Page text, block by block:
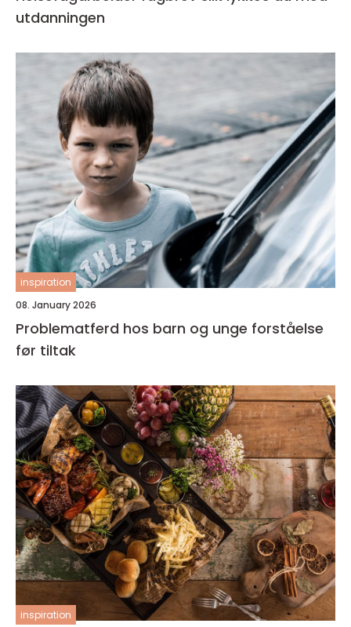
utdanningen
inspiration
08. January 2026
Problematferd hos barn og unge forståelse
før tiltak
inspiration